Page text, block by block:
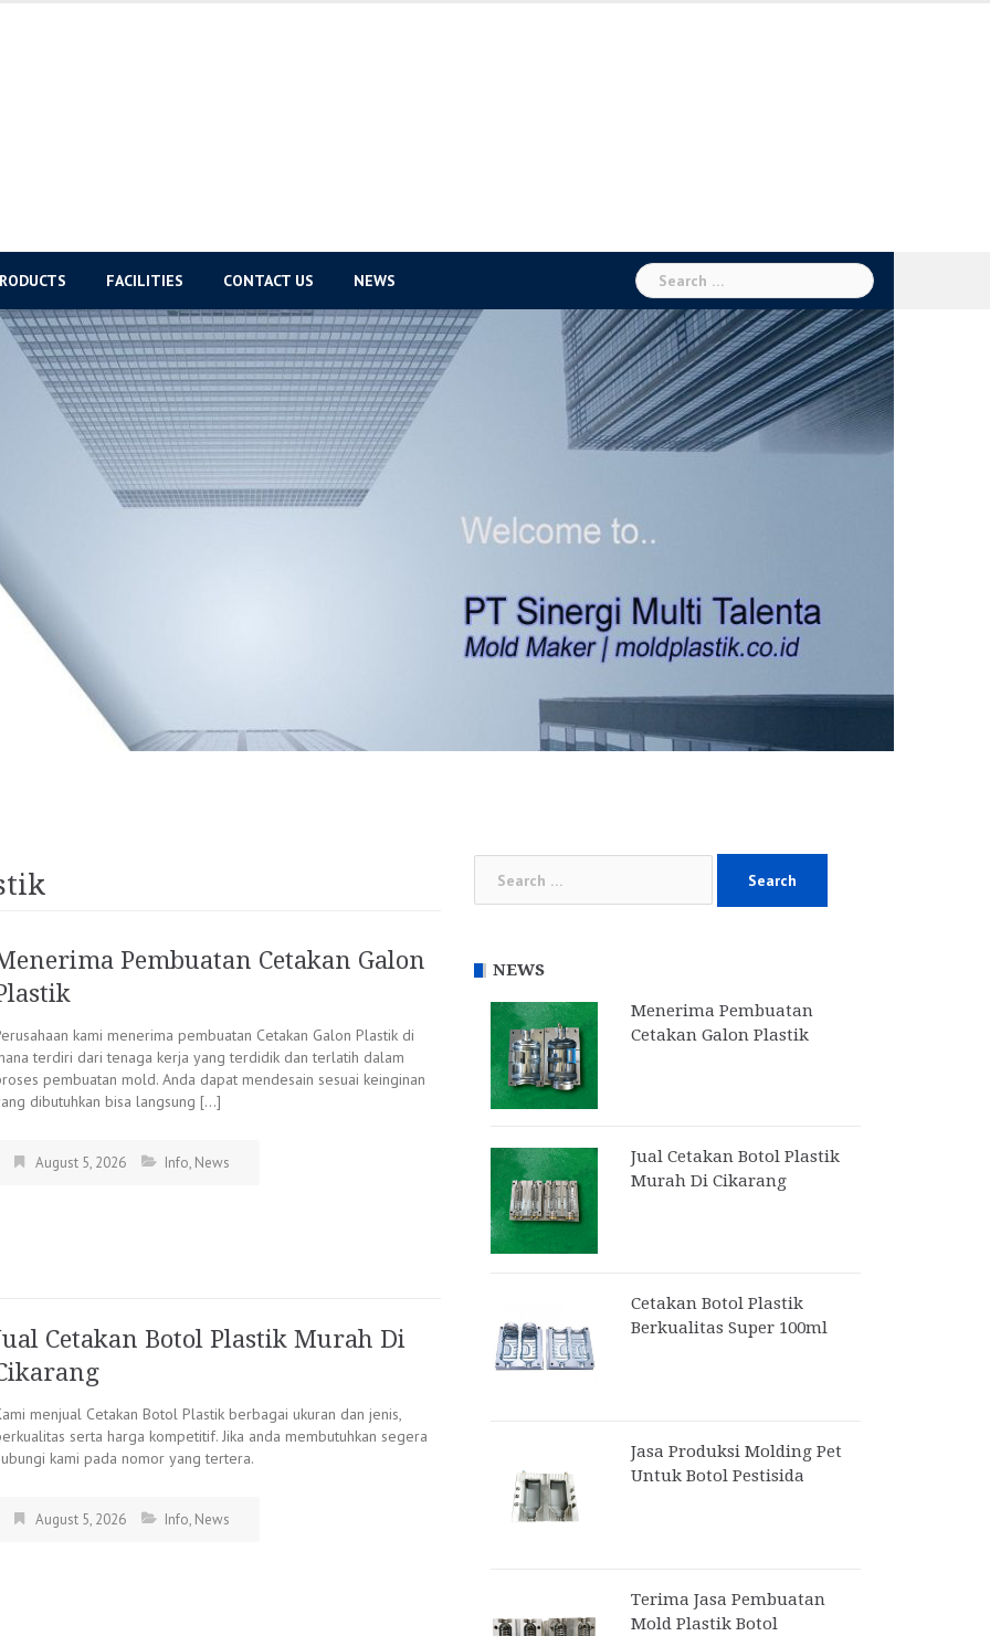
FACILITIES CONTACT US NEWS
Search
for:
Pembuatan Cetakan Galon
kami menerima pembuatan Cetakan Galon Plastik di
terdiri dari tenaga kerja yang terdidik dan terlatih dalam
pembuatan mold. Anda dapat mendesain sesuai keinginan
dibutuhkan bisa langsung […]
August 5, 2026 Info, News
Cetakan Botol Plastik Murah Di
menjual Cetakan Botol Plastik berbagai ukuran dan jenis,
serta harga kompetitif. Jika anda membutuhkan segera
kami pada nomor yang tertera.
August 5, 2026 Info, News
NEWS
Menerima Pembuatan
Cetakan Galon Plastik
Jual Cetakan Botol Plastik
Murah Di Cikarang
Cetakan Botol Plastik
Berkualitas Super 100ml
Jasa Produksi Molding Pet
Untuk Botol Pestisida
Terima Jasa Pembuatan
Mold Plastik Botol